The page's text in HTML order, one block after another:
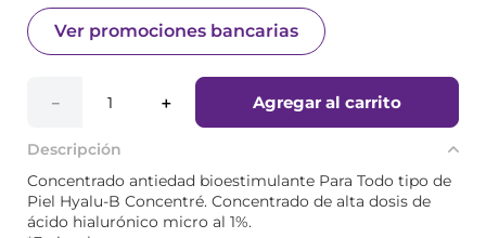
Ver promociones bancarias
＋
－ Agregar al carrito
Descripción
Concentrado antiedad bioestimulante Para Todo tipo de
Piel Hyalu-B Concentré. Concentrado de alta dosis de
ácido hialurónico micro al 1%.